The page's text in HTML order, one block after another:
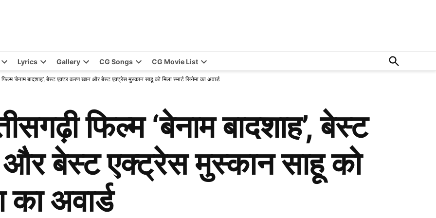
Lyrics Gallery CG Songs CG Movie List
Open
Search
‘बेनाम बादशाह’, बेस्ट एक्टर करण खान और बेस्ट एक्ट्रेस मुस्कान साहू को मिला स्मार्ट सिनेमा का अवार्ड
फिल्म ‘बेनाम बादशाह’, बेस्ट
बेस्ट एक्ट्रेस मुस्कान साहू को
का अवार्ड